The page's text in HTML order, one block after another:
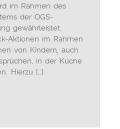
im Rahmen des
der OGS-
gewährleistet.
Aktionen im Rahmen
von Kindern, auch
in der Küche
Hierzu […]